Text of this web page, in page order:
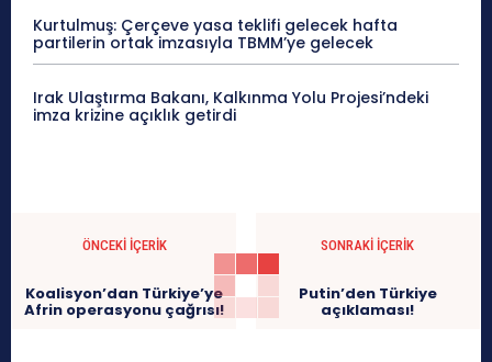
Kurtulmuş: Çerçeve yasa teklifi gelecek hafta
partilerin ortak imzasıyla TBMM’ye gelecek
Irak Ulaştırma Bakanı, Kalkınma Yolu Projesi’ndeki
imza krizine açıklık getirdi
ÖNCEKI İÇERIK
Koalisyon’dan Türkiye’ye
Afrin operasyonu çağrısı!
SONRAKI İÇERIK
Putin’den Türkiye
açıklaması!